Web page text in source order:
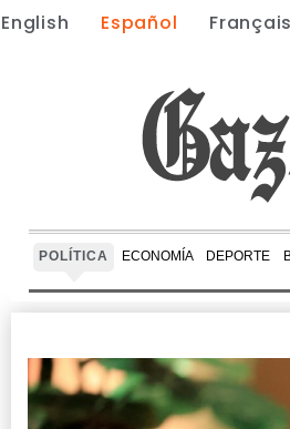
English Español Français
POLÍTICA ECONOMÍA DEPORTE